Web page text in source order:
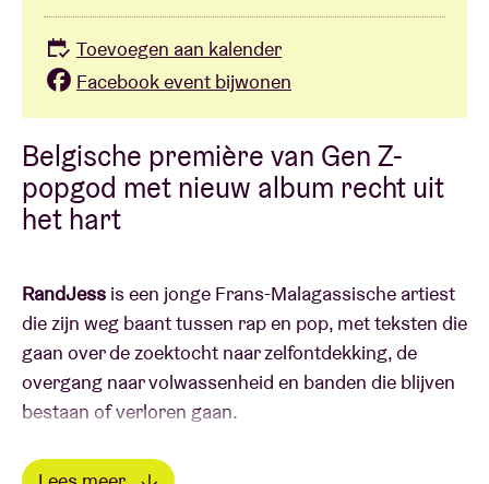
Belgische première van Gen Z-
popgod met nieuw album recht uit
het hart
RandJess is een jonge Frans-Malagassische artiest
die zijn weg baant tussen rap en pop, met teksten die
gaan over de zoektocht naar zelfontdekking, de
overgang naar volwassenheid en banden die blijven
bestaan ​​of verloren gaan.
Nummers als À quoi elles rêvent?
Toevoegen aan kalender
Facebook event bijwonen